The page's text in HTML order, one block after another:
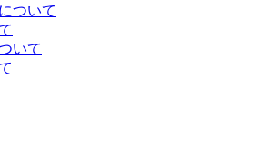
ついて
いて